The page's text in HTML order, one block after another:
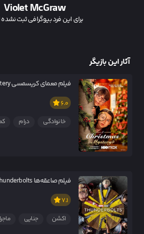
Violet McGraw
برای این فرد بیوگرافی ثبت
آثار این بازیگر
فیلم معمای کریسمسی A Christmas Mystery
6.0
خانوادگی
درام
فیلم صاعقه‌ها Thunderbolts*
7.1
اکشن
جنایی